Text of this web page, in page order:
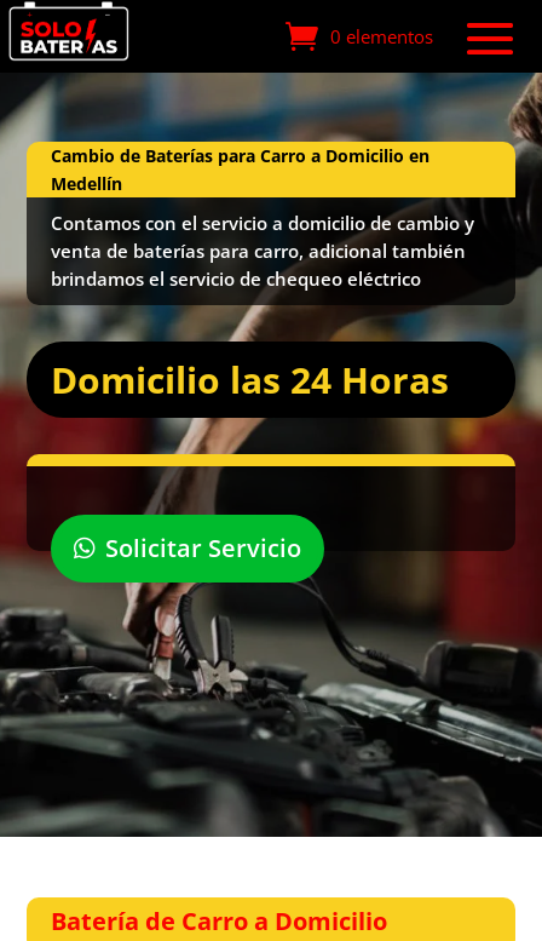
0 elementos
Cambio de Baterías para Carro a Domicilio en
Medellín
Contamos con el servicio a domicilio de cambio y
venta de baterías para carro, adicional también
brindamos el servicio de chequeo eléctrico
Domicilio las 24 Horas
Solicitar Servicio
Batería de Carro a Domicilio